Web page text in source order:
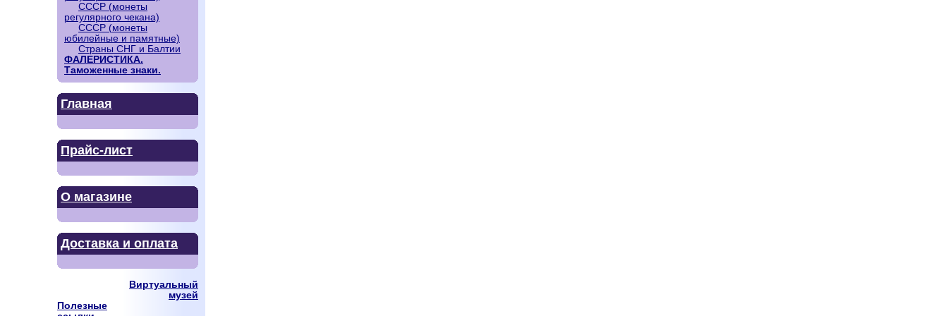
СССР (монеты
регулярного чекана)
СССР (монеты
юбилейные и памятные)
Страны СНГ и Балтии
ФАЛЕРИСТИКА.
Таможенные знаки.
Главная
Прайс-лист
О магазине
Доставка и оплата
Виртуальный
музей
Полезные